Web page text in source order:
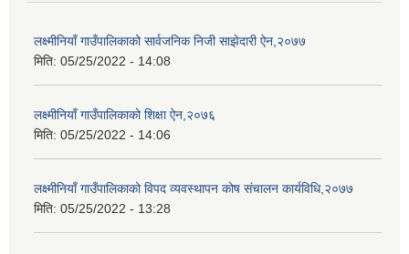
लक्ष्मीनियाँ गाउँपालिकाको सार्वजनिक निजी साझेदारी ऐन,२०७७
मिति: 05/25/2022 - 14:08
लक्ष्मीनियाँ गाउँपालिकाको शिक्षा ऐन,२०७६
मिति: 05/25/2022 - 14:06
लक्ष्मीनियाँ गाउँपालिकाको विपद व्यवस्थापन कोष संचालन कार्यविधि,२०७७
मिति: 05/25/2022 - 13:28